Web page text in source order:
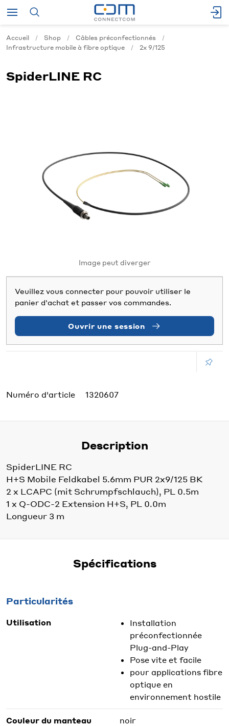
Accueil Shop
Câbles préconfectionnés
Infrastructure mobile à fibre optique
2x 9/125
SpiderLINE RC
Image peut diverger
Veuillez vous connecter pour pouvoir utiliser le
panier d'achat et passer vos commandes.
Ouvrir une session
Numéro d'article 1320607
Description
SpiderLINE RC
H+S Mobile Feldkabel 5.6mm PUR 2x9/125 BK
2 x LCAPC (mit Schrumpfschlauch), PL 0.5m
1 x Q-ODC-2 Extension H+S, PL 0.0m
Longueur 3 m
Spécifications
Particularités
Utilisation
Installation
préconfectionnée
Plug-and-Play
Pose vite et facile
pour applications fibre
optique en
environnement hostile
Couleur du manteau noir